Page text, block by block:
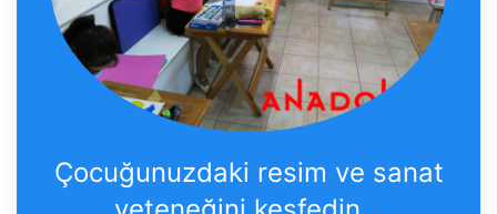
Çocuğunuzdaki resim ve sanat